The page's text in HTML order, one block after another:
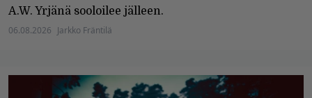
A.W. Yrjänä sooloilee jälleen.
06.08.2026 Jarkko Fräntilä